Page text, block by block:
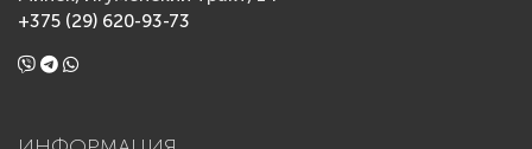
+375 (29) 620-93-73